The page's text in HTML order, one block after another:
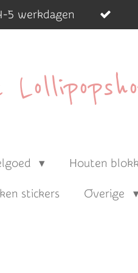
5 werkdagen
Houten
stickers Overige